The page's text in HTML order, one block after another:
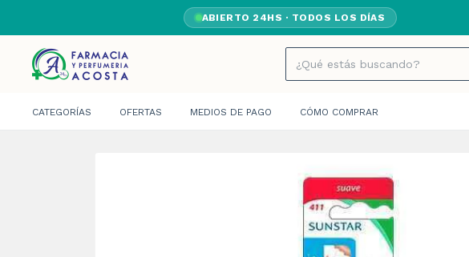
ABIERTO 24HS · TODOS LOS DÍAS
CATEGORÍAS OFERTAS MEDIOS DE PAGO CÓMO COMPRAR